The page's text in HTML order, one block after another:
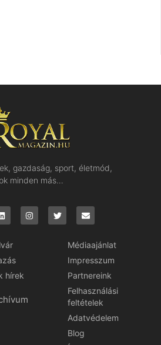
gazdaság, sport, életmód,
minden más…
hírek
Médiaajánlat
Impresszum
Partnereink
Felhasználási
feltételek
Adatvédelem
Blog